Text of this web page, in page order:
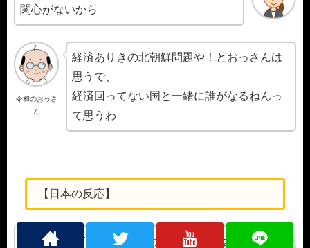
関心がないから
令和のおっさ
ん
経済ありきの北朝鮮問題や！とおっさんは
思うで、
経済回ってない国と一緒に誰がなるねんっ
て思うわ
【日本の反応】
心配しなくても韓国がマイナス成長なのは